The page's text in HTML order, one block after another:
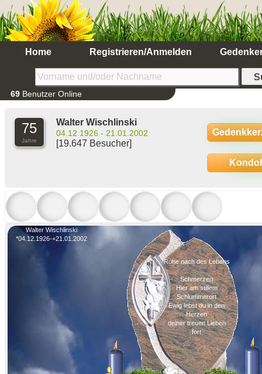
Home Registrieren/Anmelden
69 Benutzer Online
75
Jahre
Walter Wischlinski
04.12.1926 - 21.01.2002
[19.647 Besucher]
Walter Wischlinski
*04.12.1926-+21.01.2002
Ruhe nach des Lebens
Schmerzen
Hier am stillem
Schlummerort
Ewig lebst du in den
Herzen
deiner treuen Lieben
fort